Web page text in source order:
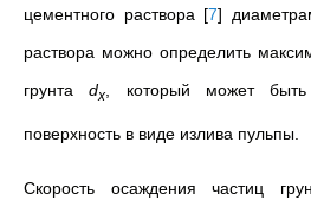
цементного раствора [7]
раствора можно определить
грунтаdx, который может
поверхность в виде излива пульпы.
Скорость осаждения частиц